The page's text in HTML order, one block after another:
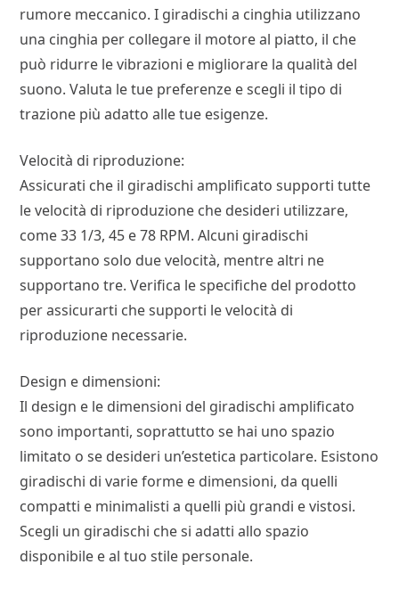
rumore meccanico. I giradischi a cinghia utilizzano
una cinghia per collegare il motore al piatto, il che
può ridurre le vibrazioni e migliorare la qualità del
suono. Valuta le tue preferenze e scegli il tipo di
trazione più adatto alle tue esigenze.
Velocità di riproduzione:
Assicurati che il giradischi amplificato supporti tutte
le velocità di riproduzione che desideri utilizzare,
come 33 1/3, 45 e 78 RPM. Alcuni giradischi
supportano solo due velocità, mentre altri ne
supportano tre. Verifica le specifiche del prodotto
per assicurarti che supporti le velocità di
riproduzione necessarie.
Design e dimensioni:
Il design e le dimensioni del giradischi amplificato
sono importanti, soprattutto se hai uno spazio
limitato o se desideri un’estetica particolare. Esistono
giradischi di varie forme e dimensioni, da quelli
compatti e minimalisti a quelli più grandi e vistosi.
Scegli un giradischi che si adatti allo spazio
disponibile e al tuo stile personale.